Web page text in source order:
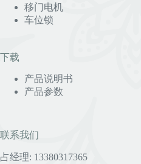
移门电机
车位锁
下载
产品说明书
产品参数
联系我们
占经理: 13380317365